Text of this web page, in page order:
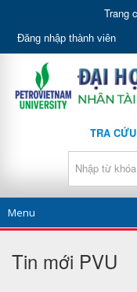
Trang
Đăng nhập thành viên
TRA
Menu
Tin mới PVU